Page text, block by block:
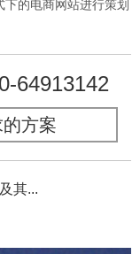
的电商网站进行策划
64913142
方案
其...